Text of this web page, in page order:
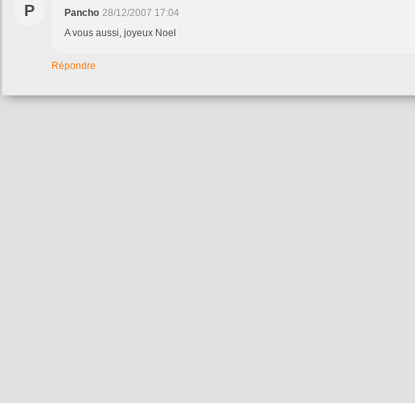
P Pancho 28/12/2007 17:04
A vous aussi, joyeux Noel
Répondre